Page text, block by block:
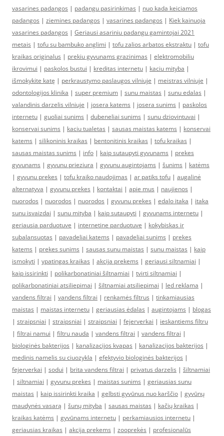
vasarines padangos | padangu pasirinkimas | nuo kada keiciamos
padangos | ziemines padangos | vasarines padangos | Kiek kainuoja
vasarines padangos | Geriausi asariniu padangu gamintojai 2021
metais | tofu su bambuko anglimi | tofu zalios arbatos ekstraktu | tofu
kraikas originalus | prekiu gyvunams grazinimas | elektromobiliu
ikrovimui | paskolos bustui | kreditas internetu | kaciu mityba |
išmokykite katę | perkraustymo paslaugos vilniuje | meistras vilniuje |
odontologijos klinika | super premium | sunu maistas | sunu edalas |
valandinis darzelis vilniuje | josera katems | josera sunims | paskolos
internetu | guoliai sunims | dubeneliai sunims | sunu dziovintuvai |
konservai sunims | kaciu tualetas | sausas maistas katems | konservai
katems | silikoninis kraikas | bentonitinis kraikas | tofu kraikas |
sausas maistas sunims | info | kaip sutaupyti gyvunams | prekes
gyvunams | gyvunu prieziura | gyvunu augintojams | šunims | katėms
| gyvunu prekes | tofu kraiko naudojimas | ar patiks tofu | augalinė
alternatyva | gyvunu prekes | kontaktai | apie mus | naujienos |
nuorodos | nuorodos | nuorodos | gyvunu prekes | edalo itaka | itaka
sunu isvaizdai | sunu mityba | kaip sutaupyti | gyvunams internetu |
geriausia parduotuve | internetine parduotuve | kokybiskas ir
subalansuotas | pavadeliai katems | pavadeliai sunims | prekes
katems | prekes sunims | sausas sunu maistas | sunu maistas | kaip
ismokyti | ypatingas kraikas | akcija prekems | geriausi siltnamiai |
kaip issirinkti | polikarbonatiniai šiltnamiai | tvirti siltnamiai |
polikarbonatiniai atsiliepimai | šiltnamiai atsiliepimai | led reklama |
vandens filtrai | vandens filtrai | renkamės filtrus | tinkamiausias
maistas | maistas internetu | geriausias ėdalas | augintojams | blogas
| straipsniai | straipsniai | straipsniai | fejerverkai | ieskantiems filtru
| filtrai namui | filtru nauda | vandens filtrai | vandens filtrai |
biologinės bakterijos | kanalizacijos kvapas | kanalizacijos bakterijos |
medinis namelis su ciuozykla | efektyvio biologinės bakterijos |
fejerverkai | sodui | brita vandens filtrai | privatus darzelis | šiltnamiai
| siltnamiai | gyvunu prekes | maistas sunims | geriausias sunu
maistas | kaip issirinkti kraika | gelbsti gyvūnus nuo karščio | gyvūnų
maudynės vasarą | šunų mityba | sausas maistas | kačių kraikas |
kraikas katėms | gyvūnams internetu | perkamiausios internetu |
geriausias kraikas | akcija prekems | zooprekės | profesionalūs